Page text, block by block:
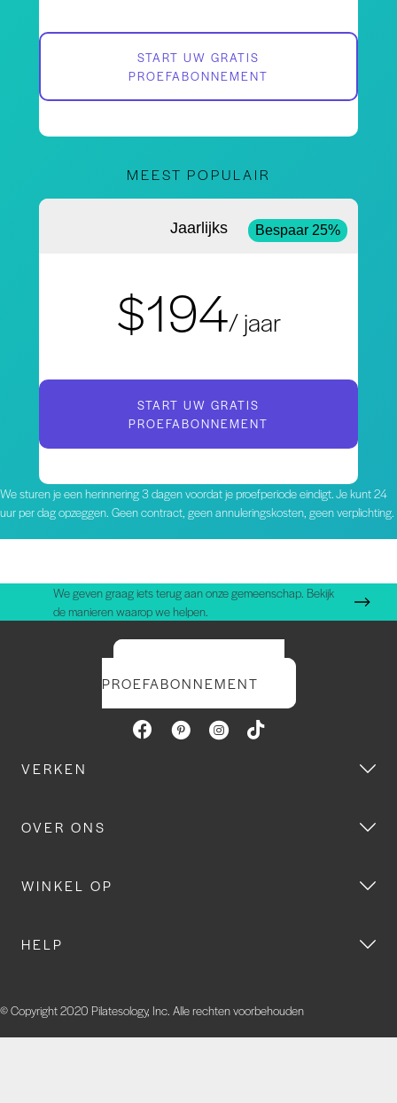
START UW GRATIS
PROEFABONNEMENT
MEEST POPULAIR
Jaarlijks Bespaar 25%
$194/ jaar
START UW GRATIS
PROEFABONNEMENT
We sturen je een herinnering 3 dagen voordat je proefperiode eindigt. Je kunt 24
uur per dag opzeggen. Geen contract, geen annuleringskosten, geen verplichting.
We geven graag iets terug aan onze gemeenschap. Bekijk
de manieren waarop we helpen.
PROEFABONNEMENT
VERKEN
OVER ONS
WINKEL OP
HELP
© Copyright 2020 Pilatesology, Inc. Alle rechten voorbehouden